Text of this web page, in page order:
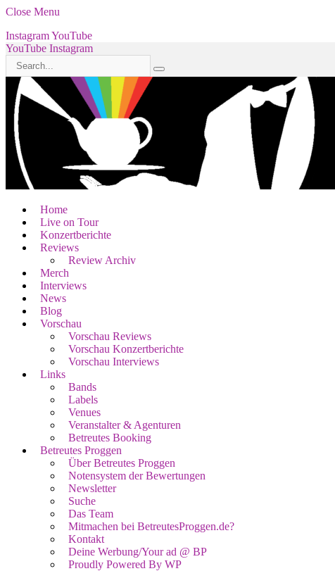
Close Menu
InstagramYouTube
YouTube Instagram
Home
Live on Tour
Konzertberichte
Reviews
Review Archiv
Merch
Interviews
News
Blog
Vorschau
Vorschau Reviews
Vorschau Konzertberichte
Vorschau Interviews
Links
Bands
Labels
Venues
Veranstalter & Agenturen
Betreutes Booking
Betreutes Proggen
Über Betreutes Proggen
Notensystem der Bewertungen
Newsletter
Suche
Das Team
Mitmachen bei BetreutesProggen.de?
Kontakt
Deine Werbung/Your ad @ BP
Proudly Powered By WP